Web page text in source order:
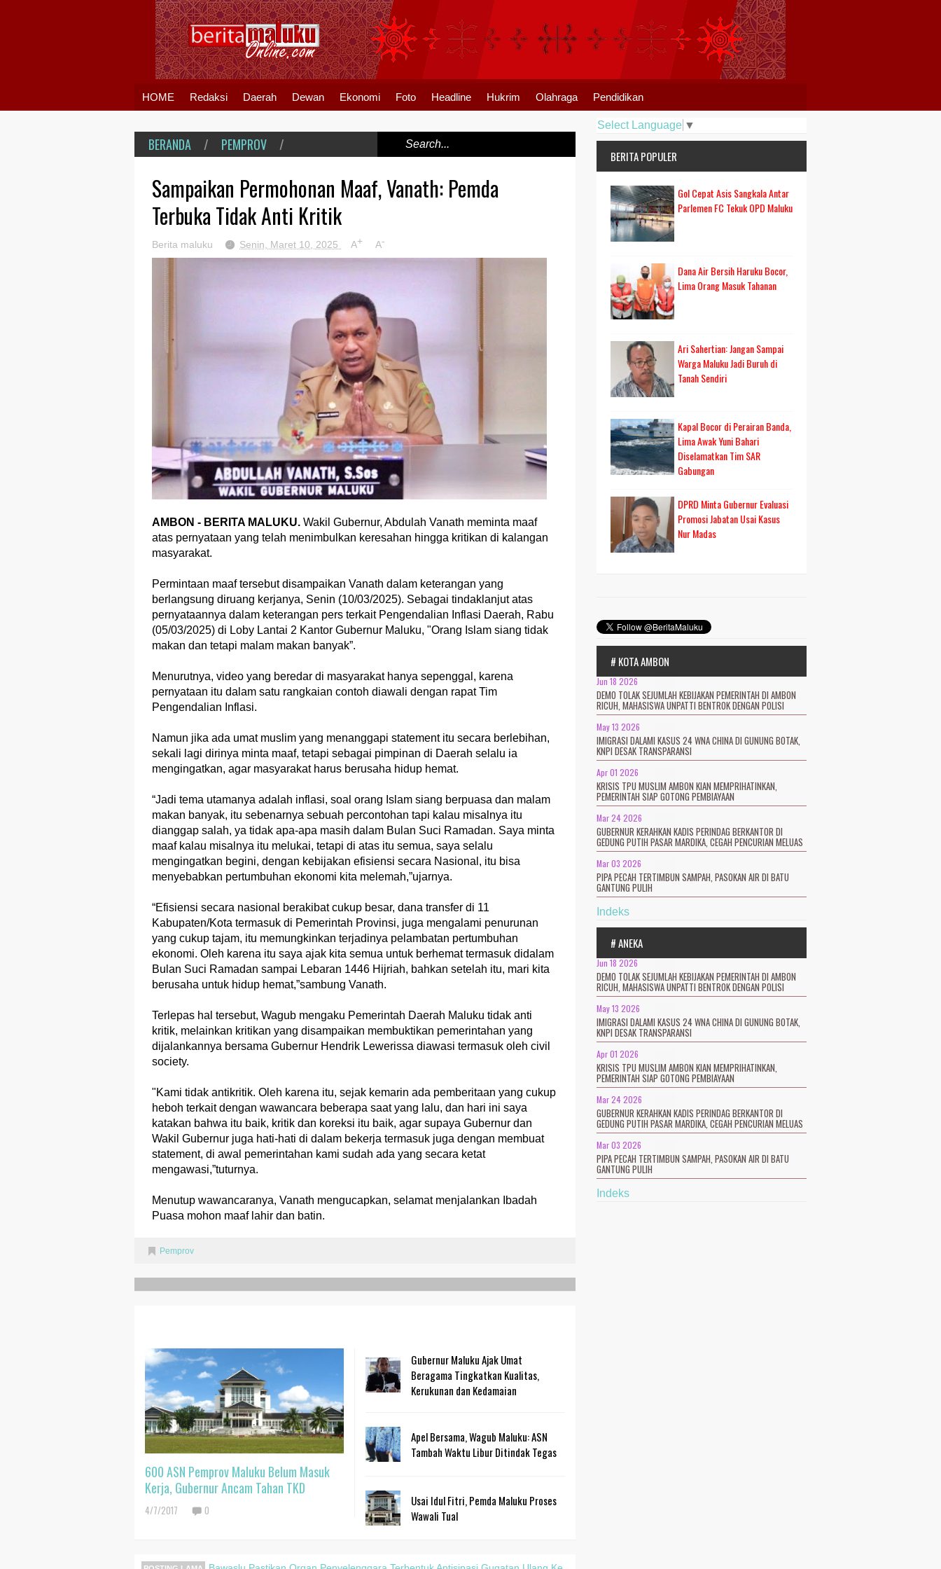
HOME Redaksi Daerah Dewan Ekonomi Foto Headline Hukrim Olahraga Pendidikan
BERANDA / PEMPROV /
Sampaikan Permohonan Maaf, Vanath: Pemda
Terbuka Tidak Anti Kritik
Berita maluku Senin, Maret 10, 2025 A+ A-
AMBON - BERITA MALUKU. Wakil Gubernur, Abdulah Vanath meminta maaf
atas pernyataan yang telah menimbulkan keresahan hingga kritikan di kalangan
masyarakat.
Permintaan maaf tersebut disampaikan Vanath dalam keterangan yang
berlangsung diruang kerjanya, Senin (10/03/2025). Sebagai tindaklanjut atas
pernyataannya dalam keterangan pers terkait Pengendalian Inflasi Daerah, Rabu
(05/03/2025) di Loby Lantai 2 Kantor Gubernur Maluku, "Orang Islam siang tidak
makan dan tetapi malam makan banyak”.
Menurutnya, video yang beredar di masyarakat hanya sepenggal, karena
pernyataan itu dalam satu rangkaian contoh diawali dengan rapat Tim
Pengendalian Inflasi.
Namun jika ada umat muslim yang menanggapi statement itu secara berlebihan,
sekali lagi dirinya minta maaf, tetapi sebagai pimpinan di Daerah selalu ia
mengingatkan, agar masyarakat harus berusaha hidup hemat.
“Jadi tema utamanya adalah inflasi, soal orang Islam siang berpuasa dan malam
makan banyak, itu sebenarnya sebuah percontohan tapi kalau misalnya itu
dianggap salah, ya tidak apa-apa masih dalam Bulan Suci Ramadan. Saya minta
maaf kalau misalnya itu melukai, tetapi di atas itu semua, saya selalu
mengingatkan begini, dengan kebijakan efisiensi secara Nasional, itu bisa
menyebabkan pertumbuhan ekonomi kita melemah,”ujarnya.
“Efisiensi secara nasional berakibat cukup besar, dana transfer di 11
Kabupaten/Kota termasuk di Pemerintah Provinsi, juga mengalami penurunan
yang cukup tajam, itu memungkinkan terjadinya pelambatan pertumbuhan
ekonomi. Oleh karena itu saya ajak kita semua untuk berhemat termasuk didalam
Bulan Suci Ramadan sampai Lebaran 1446 Hijriah, bahkan setelah itu, mari kita
berusaha untuk hidup hemat,”sambung Vanath.
Terlepas hal tersebut, Wagub mengaku Pemerintah Daerah Maluku tidak anti
kritik, melainkan kritikan yang disampaikan membuktikan pemerintahan yang
dijalankannya bersama Gubernur Hendrik Lewerissa diawasi termasuk oleh civil
society.
"Kami tidak antikritik. Oleh karena itu, sejak kemarin ada pemberitaan yang cukup
heboh terkait dengan wawancara beberapa saat yang lalu, dan hari ini saya
katakan bahwa itu baik, kritik dan koreksi itu baik, agar supaya Gubernur dan
Wakil Gubernur juga hati-hati di dalam bekerja termasuk juga dengan membuat
statement, di awal pemerintahan kami sudah ada yang secara ketat
mengawasi,”tuturnya.
Menutup wawancaranya, Vanath mengucapkan, selamat menjalankan Ibadah
Puasa mohon maaf lahir dan batin.
Pemprov
600 ASN Pemprov Maluku Belum Masuk
Kerja, Gubernur Ancam Tahan TKD
4/7/2017 0
Gubernur Maluku Ajak Umat
Beragama Tingkatkan Kualitas,
Kerukunan dan Kedamaian
Apel Bersama, Wagub Maluku: ASN
Tambah Waktu Libur Ditindak Tegas
Usai Idul Fitri, Pemda Maluku Proses
Wawali Tual
Select Language ▼
BERITA POPULER
Gol Cepat Asis Sangkala Antar
Parlemen FC Tekuk OPD Maluku
Dana Air Bersih Haruku Bocor,
Lima Orang Masuk Tahanan
Ari Sahertian: Jangan Sampai
Warga Maluku Jadi Buruh di
Tanah Sendiri
Kapal Bocor di Perairan Banda,
Lima Awak Yuni Bahari
Diselamatkan Tim SAR
Gabungan
DPRD Minta Gubernur Evaluasi
Promosi Jabatan Usai Kasus
Nur Madas
# KOTA AMBON
Jun 18 2026
DEMO TOLAK SEJUMLAH KEBIJAKAN PEMERINTAH DI AMBON
RICUH, MAHASISWA UNPATTI BENTROK DENGAN POLISI
May 13 2026
IMIGRASI DALAMI KASUS 24 WNA CHINA DI GUNUNG BOTAK,
KNPI DESAK TRANSPARANSI
Apr 01 2026
KRISIS TPU MUSLIM AMBON KIAN MEMPRIHATINKAN,
PEMERINTAH SIAP GOTONG PEMBIAYAAN
Mar 24 2026
GUBERNUR KERAHKAN KADIS PERINDAG BERKANTOR DI
GEDUNG PUTIH PASAR MARDIKA, CEGAH PENCURIAN MELUAS
Mar 03 2026
PIPA PECAH TERTIMBUN SAMPAH, PASOKAN AIR DI BATU
GANTUNG PULIH
Indeks
# ANEKA
Jun 18 2026
DEMO TOLAK SEJUMLAH KEBIJAKAN PEMERINTAH DI AMBON
RICUH, MAHASISWA UNPATTI BENTROK DENGAN POLISI
May 13 2026
IMIGRASI DALAMI KASUS 24 WNA CHINA DI GUNUNG BOTAK,
KNPI DESAK TRANSPARANSI
Apr 01 2026
KRISIS TPU MUSLIM AMBON KIAN MEMPRIHATINKAN,
PEMERINTAH SIAP GOTONG PEMBIAYAAN
Mar 24 2026
GUBERNUR KERAHKAN KADIS PERINDAG BERKANTOR DI
GEDUNG PUTIH PASAR MARDIKA, CEGAH PENCURIAN MELUAS
Mar 03 2026
PIPA PECAH TERTIMBUN SAMPAH, PASOKAN AIR DI BATU
GANTUNG PULIH
Indeks